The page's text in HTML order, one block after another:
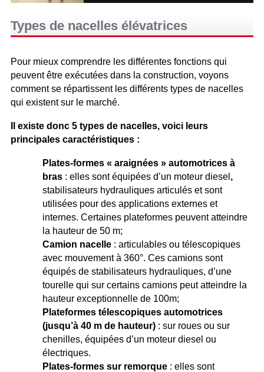
Types de nacelles élévatrices
Pour mieux comprendre les différentes fonctions qui
peuvent être exécutées dans la construction, voyons
comment se répartissent les différents types de nacelles
qui existent sur le marché.
Il existe donc 5 types de nacelles, voici leurs
principales caractéristiques :
Plates-formes « araignées » automotrices à
bras : elles sont équipées d’un moteur diesel ,
stabilisateurs hydrauliques articulés et sont
utilisées pour des applications externes et
internes. Certaines plateformes peuvent atteindre
la hauteur de 50 m;
Camion nacelle : articulables ou télescopiques
avec mouvement à 360°. Ces camions sont
équipés de stabilisateurs hydrauliques, d’une
tourelle qui sur certains camions peut atteindre la
hauteur exceptionnelle de 100m;
Plateformes télescopiques automotrices
(jusqu’à 40 m de hauteur) : sur roues ou sur
chenilles, équipées d’un moteur diesel ou
électriques.
Plates-formes sur remorque : elles sont